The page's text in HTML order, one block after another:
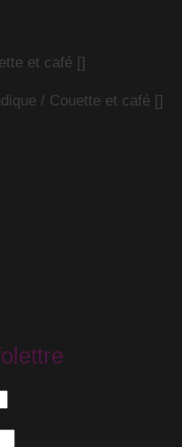
et café []
/ Couette et café []